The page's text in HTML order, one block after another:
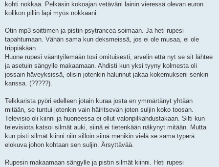
kohti nokkaa. Pelkäsin kokoajan vetäväni lainin vieressä olevan euron
kolikon pillin läpi myös nokkaani.
Otin mp3 soittimen ja pistin psytrancea soimaan. Ja heti rupesi
tapahtumaan. Vähän sama kun deksmeissä, jos ei ole musaa, ei ole
trippiäkään.
Huone rupesi vääntyilemään tosi omituisesti, arvelin että nyt se sit lähtee
ja asetuin sängylle makaamaan. Ahdisti kun yksi tyyny kolmesta oli
jossain häveyksissä, olisin jotenkin halunnut jakaa kokemukseni senkin
kanssa. (?????).
Telkkarista pyöri edelleen jotain kuraa josta en ymmärtänyt yhtään
mitään, se tuntui jotenkin vain häiritsevän joten suljin koko toosan.
Televisio oli kiinni ja huoneessa ei ollut valonpilkahdustakaan. Silti kun
televisiota katsoi silmät auki, siinä ei tietenkään näkynyt mitään. Mutta
kun pisti silmät kiinni niin silloin siinä menikin vielä se sama typerä
elokuva johon kohtaan sen suljin. Ärsyttävää.
Rupesin makaamaan sängylle ja pistin silmät kiinni. Heti rupesi